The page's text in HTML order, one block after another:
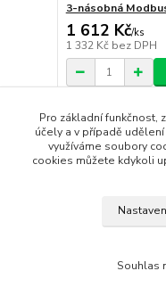
3-násobná
1 612 Kč/ks
1 332 Kč bez DPH
Pro základní funkčnost,
účely a v případě
využíváme soubory
cookies můžete kdykoli
Souhlas